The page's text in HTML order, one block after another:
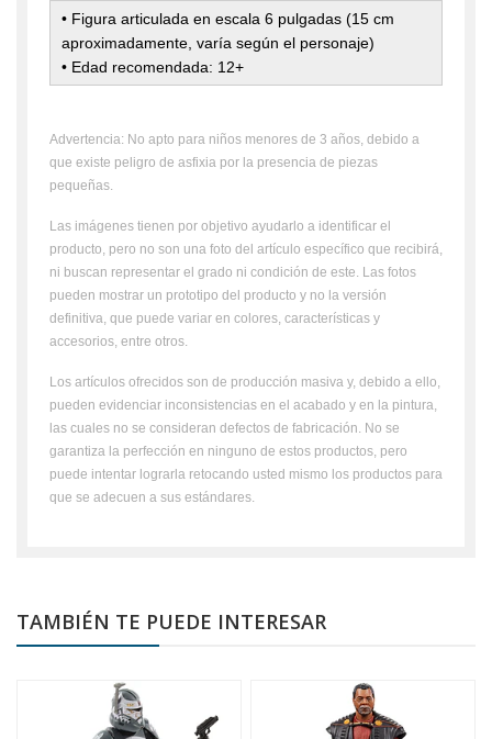
• Figura articulada en escala 6 pulgadas (15 cm
aproximadamente, varía según el personaje)
• Edad recomendada: 12+
Advertencia: No apto para niños menores de 3 años, debido a
que existe peligro de asfixia por la presencia de piezas
pequeñas.
Las imágenes tienen por objetivo ayudarlo a identificar el
producto, pero no son una foto del artículo específico que recibirá,
ni buscan representar el grado ni condición de este. Las fotos
pueden mostrar un prototipo del producto y no la versión
definitiva, que puede variar en colores, características y
accesorios, entre otros.
Los artículos ofrecidos son de producción masiva y, debido a ello,
pueden evidenciar inconsistencias en el acabado y en la pintura,
las cuales no se consideran defectos de fabricación. No se
garantiza la perfección en ninguno de estos productos, pero
puede intentar lograrla retocando usted mismo los productos para
que se adecuen a sus estándares.
TAMBIÉN TE PUEDE INTERESAR